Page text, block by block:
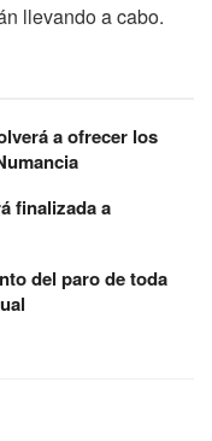
llevando a cabo.
a ofrecer los
finalizada a
del paro de toda